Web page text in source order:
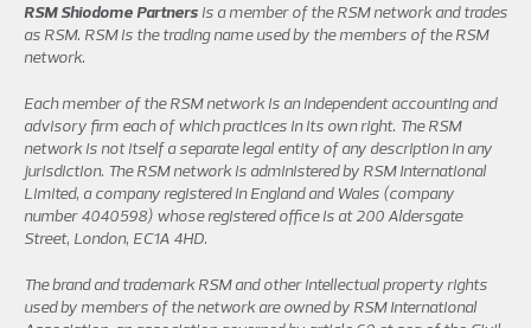
RSM Shiodome Partners is a member of the RSM network and trades
as RSM. RSM is the trading name used by the members of the RSM
network.
Each member of the RSM network is an independent accounting and
advisory firm each of which practices in its own right. The RSM
network is not itself a separate legal entity of any description in any
jurisdiction. The RSM network is administered by RSM International
Limited, a company registered in England and Wales (company
number 4040598) whose registered office is at 200 Aldersgate
Street, London, EC1A 4HD.
The brand and trademark RSM and other intellectual property rights
used by members of the network are owned by RSM International